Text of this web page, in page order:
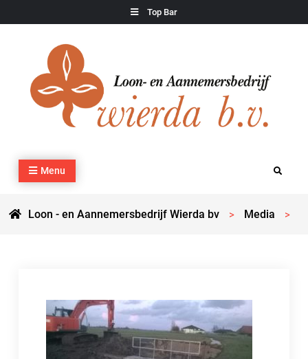
to
Top Bar
Loon – en Aannemersbedrijf Wierda bv
Kraan- en machineverhuur, agrarisch werk, grondverzet,
cultuurtechnisch werk en transport
Menu Search
Loon - en Aannemersbedrijf Wierda bv > Media >